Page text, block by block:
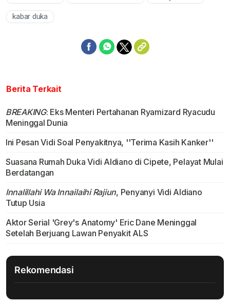
kabar duka
Berita Terkait
BREAKING: Eks Menteri Pertahanan Ryamizard Ryacudu
Meninggal Dunia
Ini Pesan Vidi Soal Penyakitnya, ''Terima Kasih Kanker''
Suasana Rumah Duka Vidi Aldiano di Cipete, Pelayat Mulai
Berdatangan
Innalillahi Wa Innailaihi Rajiun, Penyanyi Vidi Aldiano
Tutup Usia
Aktor Serial 'Grey's Anatomy' Eric Dane Meninggal
Setelah Berjuang Lawan Penyakit ALS
Rekomendasi